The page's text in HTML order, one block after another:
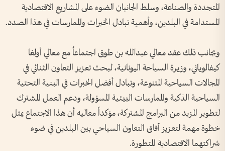
المتجددة والصناعة، وسلط الجانبان الضوء على المشاريع الاقتصادية
المستدامة في البلدين، وأهمية تبادل الخبرات والممارسات في هذا الصدد.
وبجانب ذلك عقد معالي عبدالله بن طوق اجتماعاً مع معالي أولغا
كيفالوياني، وزيرة السياحة اليونانية، لبحث تعزيز التعاون الثنائي في
المجالات السياحية المتنوعة، وتبادل أفضل الخبرات في البنية التحتية
السياحية الذكية والممارسات البيئية المسؤولة، ودعم العمل المشترك
لتطوير المزيد من البرامج المشتركة، مؤكداً معاليه أن هذا الاجتماع يمثل
خطوة مهمة لتعزيز آفاق التعاون السياحي بين البلدين في ضوء
شراكتهما الاقتصادية المتطورة.